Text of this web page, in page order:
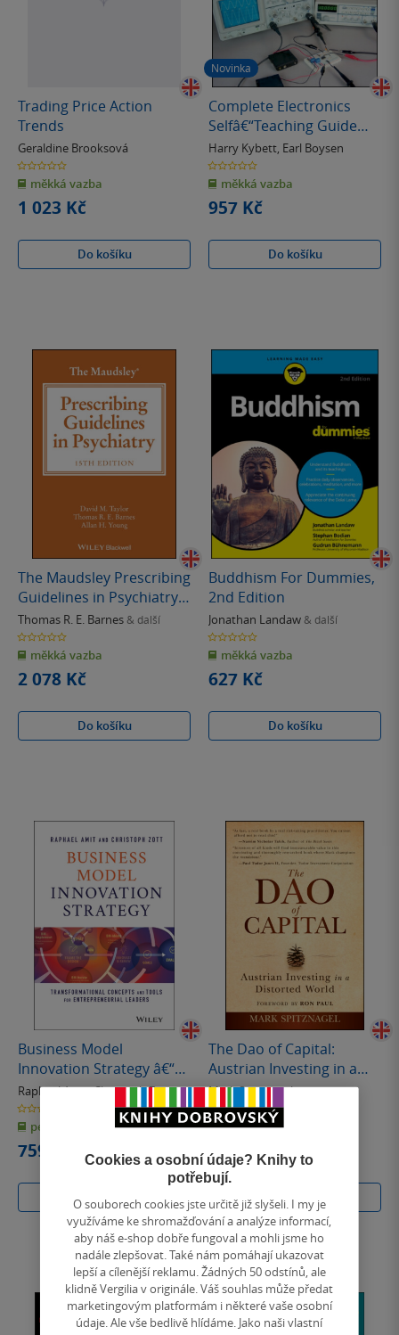
Trading Price Action
Trends
Geraldine Brooksová
0.0
z
5
hvězdiček
měkká vazba
1 023 Kč
Do košíku
Novinka
Complete Electronics
Selfâ€“Teaching Guide
with Projects
Harry Kybett, Earl Boysen
0.0
z
5
hvězdiček
měkká vazba
957 Kč
Do košíku
The Maudsley Prescribing
Guidelines in Psychiatry,
15th EditionThomas R. E. Barnes & další
0.0
z
5
hvězdiček
měkká vazba
2 078 Kč
Do košíku
Buddhism For Dummies,
2nd Edition
Jonathan Landaw & další
0.0
z
5
hvězdiček
měkká vazba
627 Kč
Do košíku
Business Model
Innovation Strategy â€“
Transformational
Concepts and Tools for
Entrepreneurial Leaders
Raphael Amit, Christoph Zott
0.0
z
5
hvězdiček
pevná vazba
759 Kč
Do košíku
The Dao of Capital:
Austrian Investing in a
Distor ted World
Mark Spitznagel
0.0
z
5 měkká vazba
528 Kč
Do košíku
Cookies a osobní údaje? Knihy to
potřebují.
O souborech cookies jste určitě již slyšeli. I my je
využíváme ke shromažďování a analýze informací,
aby náš e-shop dobře fungoval a mohli jsme ho
nadále zlepšovat. Také nám pomáhají ukazovat
lepší a cílenější reklamu. Žádných 50 odstínů, ale
klidně Vergilia v originále. Váš souhlas může předat
marketingovým platformám i některé vaše osobní
údaje. Ale vše bedlivě hlídáme. Jako naši vlastní